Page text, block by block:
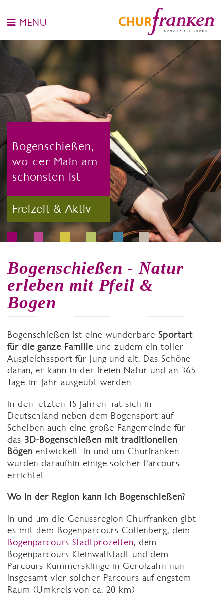
MENÜ
Bogenschießen,
wo der Main am
schönsten ist
Freizeit & Aktiv
Bogenschießen - Natur
erleben mit Pfeil &
Bogen
Bogenschießen ist eine wunderbare Sportart
für die ganze Familie und zudem ein toller
Ausgleichssport für jung und alt. Das Schöne
daran, er kann in der freien Natur und an 365
Tage im Jahr ausgeübt werden.
In den letzten 15 Jahren hat sich in
Deutschland neben dem Bogensport auf
Scheiben auch eine große Fangemeinde für
das 3D-Bogenschießen mit traditionellen
Bögen entwickelt. In und um Churfranken
wurden daraufhin einige solcher Parcours
errichtet.
Wo in der Region kann ich Bogenschießen?
In und um die Genussregion Churfranken gibt
es mit dem Bogenparcours Collenberg, dem
Bogenparcours Stadtprozelten, dem
Bogenparcours Kleinwallstadt und dem
Parcours Kummersklinge in Gerolzahn nun
insgesamt vier solcher Parcours auf engstem
Raum (Umkreis von ca. 20 km)